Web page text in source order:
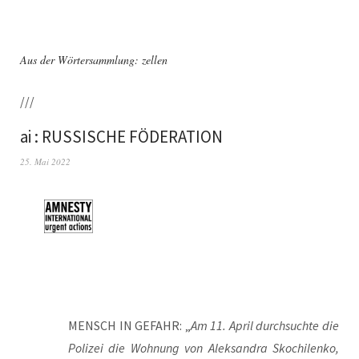
Aus der Wörtersammlung: zellen
///
ai : RUSSISCHE FÖDERATION
25. Mai 2022
MENSCH IN GEFAHR: „Am 11. April durch­such­te die
Poli­zei die Woh­nung von Alek­san­dra Skoch­i­len­ko,